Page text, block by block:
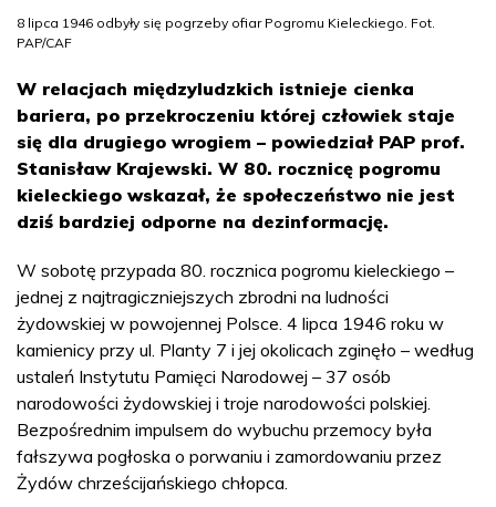
8 lipca 1946 odbyły się pogrzeby ofiar Pogromu Kieleckiego. Fot.
PAP/CAF
W relacjach międzyludzkich istnieje cienka
bariera, po przekroczeniu której człowiek staje
się dla drugiego wrogiem – powiedział PAP prof.
Stanisław Krajewski. W 80. rocznicę pogromu
kieleckiego wskazał, że społeczeństwo nie jest
dziś bardziej odporne na dezinformację.
W sobotę przypada 80. rocznica pogromu kieleckiego –
jednej z najtragiczniejszych zbrodni na ludności
żydowskiej w powojennej Polsce. 4 lipca 1946 roku w
kamienicy przy ul. Planty 7 i jej okolicach zginęło – według
ustaleń Instytutu Pamięci Narodowej – 37 osób
narodowości żydowskiej i troje narodowości polskiej.
Bezpośrednim impulsem do wybuchu przemocy była
fałszywa pogłoska o porwaniu i zamordowaniu przez
Żydów chrześcijańskiego chłopca.